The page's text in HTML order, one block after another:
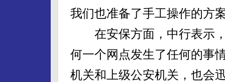
我们也准备了手工操作的方
在安保方面，中行表示，
何一个网点发生了任何的事
机关和上级公安机关，也会